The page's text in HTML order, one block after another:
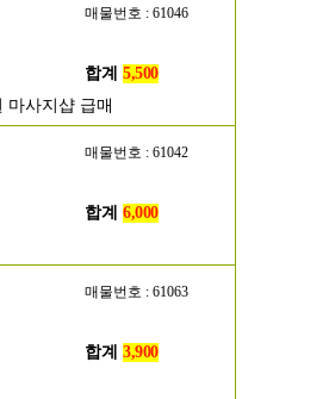
매물번호 : 61046
합계 5,500
마사지샵 급매
매물번호 : 61042
합계 6,000
매물번호 : 61063
합계 3,900